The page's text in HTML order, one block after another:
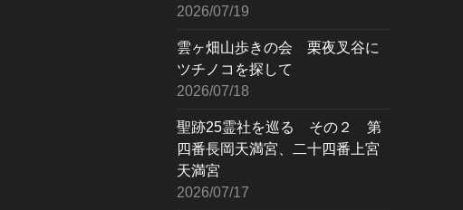
2026/07/19
雲ヶ畑山歩きの会 栗夜叉谷に
ツチノコを探して
2026/07/18
聖跡25霊社を巡る その２ 第
四番長岡天満宮、二十四番上宮
天満宮
2026/07/17